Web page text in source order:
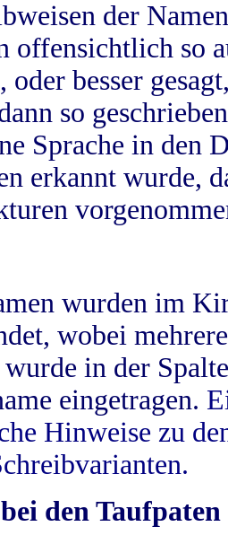
der
offensichtlich so
oder besser
so
Sprache in
erkannt wurde,
wurden im
wobei
in der
eingetragen.
Hinweise zu
den Taufpaten